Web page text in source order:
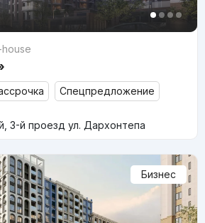
Спецпредложение
3-й проезд ул. Дархонтепа
Бизнес